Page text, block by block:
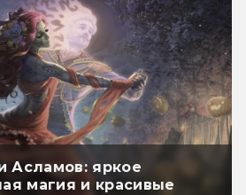
Асламов: яркое
магия и красивые